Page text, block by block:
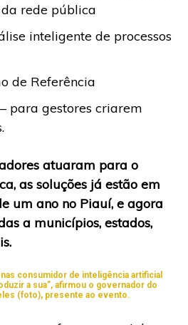
rede pública
inteligente de processos
de Referência
para gestores criarem
atuaram para o
as soluções já estão em
um ano no Piauí, e agora
a municípios, estados,
consumidor de inteligência artificial
a sua”, afirmou o governador do
(foto), presente ao evento.